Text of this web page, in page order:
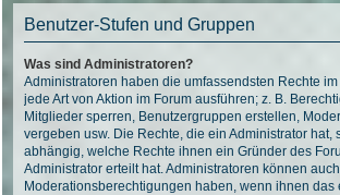
Benutzer-Stufen und Gruppen
Was sind Administratoren?
Administratoren haben die umfassendsten Rechte
jede Art von Aktion im Forum ausführen; z. B.
Mitglieder sperren, Benutzergruppen erstellen,
vergeben usw. Die Rechte, die ein Administrator hat,
abhängig, welche Rechte ihnen ein Gründer des
Administrator erteilt hat. Administratoren können
Moderationsberechtigungen haben, wenn ihnen das